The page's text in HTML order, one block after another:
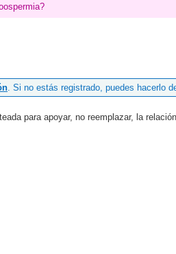
. Si no estás registrado, puedes hacerlo
para apoyar, no reemplazar, la